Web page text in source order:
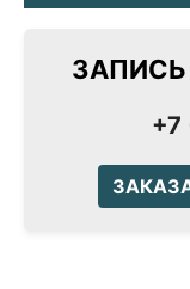
ЗАПИСЬ
+7